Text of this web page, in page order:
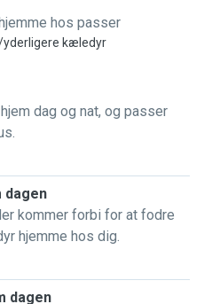
hos passer
kæledyr
dag og nat, og passer
dagen
kommer forbi for at fodre
hjemme hos dig.
dagen